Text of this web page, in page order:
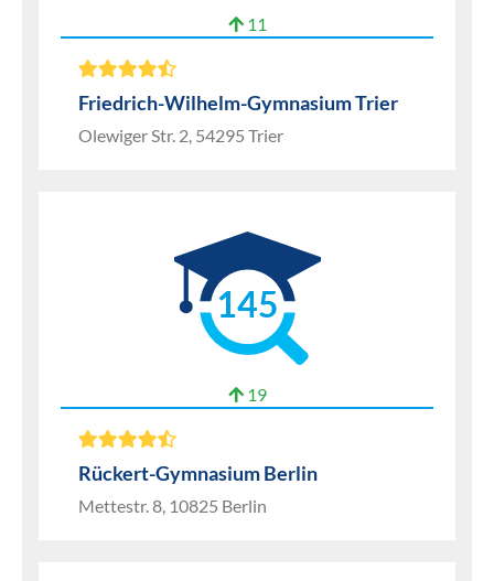
11
Friedrich-Wilhelm-Gymnasium Trier
Olewiger Str. 2, 54295 Trier
145
19
Rückert-Gymnasium Berlin
Mettestr. 8, 10825 Berlin